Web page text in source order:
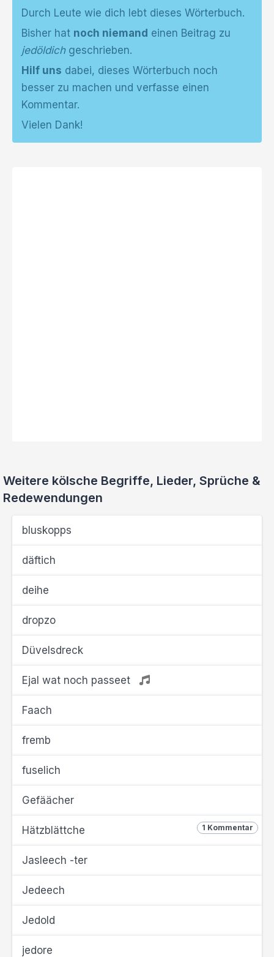
Durch Leute wie dich lebt dieses Wörterbuch.
Bisher hat noch niemand einen Beitrag zu
jedöldichgeschrieben.
Hilf uns dabei, dieses Wörterbuch noch
besser zu machen und verfasse einen
Kommentar.
Vielen Dank!
Weitere kölsche Begriffe, Lieder, Sprüche &
Redewendungen
bluskopps
däftich
deihe
dropzo
Düvelsdreck
Ejal wat noch passeet
Faach
fremb
fuselich
Gefäächer
1 Kommentar
Hätzblättche
Jasleech -ter
Jedeech
Jedold
jedore